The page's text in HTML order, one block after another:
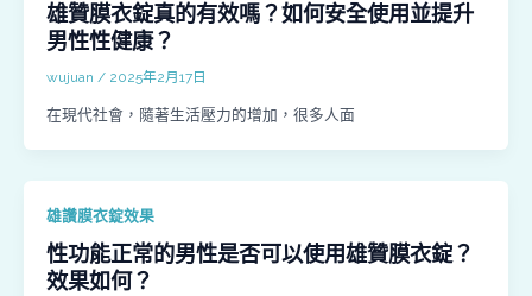
雄贊膜衣錠真的有效嗎？如何安全使用並提升
男性性健康？
wujuan / 2025年2月17日
在現代社會，隨著生活壓力的增加，很多人面
雄讚膜衣錠效果
性功能正常的男性是否可以使用雄贊膜衣錠？
效果如何？